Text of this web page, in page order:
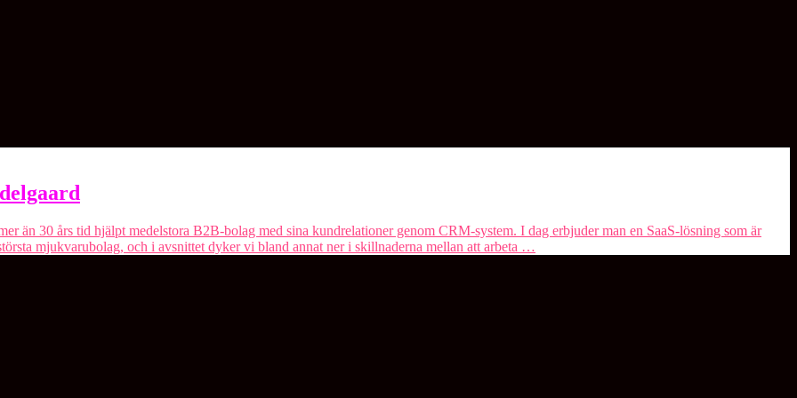
än 30 års tid hjälpt medelstora B2B-bolag med sina kundrelationer genom CRM-system. I dag erbjuder man en SaaS-lösning som är
mjukvarubolag, och i avsnittet dyker vi bland annat ner i skillnaderna mellan att arbeta …